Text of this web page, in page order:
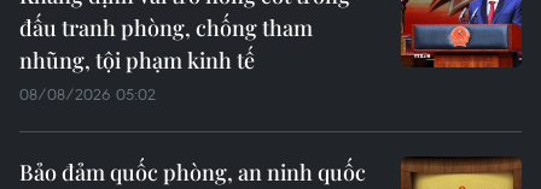
đấu tranh phòng, chống tham
nhũng, tội phạm kinh tế
08/08/2026 05:02
Bảo đảm quốc phòng, an ninh quốc